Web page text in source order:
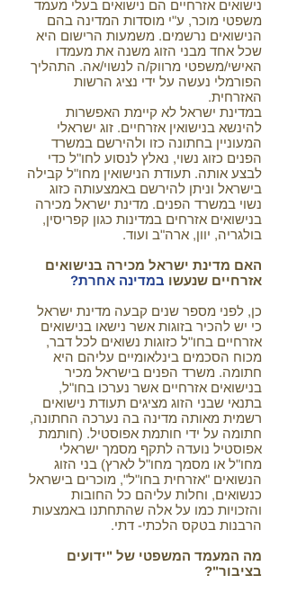
נישואים אזרחיים הם נישואים בעלי מעמד
משפטי מוכר, ע"י מוסדות המדינה בהם
הנישואים נרשמים. משמעות הרישום היא
שכל אחד מבני הזוג משנה את מעמדו
האישי/משפטי מרווק/ה לנשוי/אה. התהליך
הפורמלי נעשה על ידי נציג הרשות
האזרחית.
במדינת ישראל לא קיימת האפשרות
להינשא בנישואין אזרחיים. זוג ישראלי
המעוניין בחתונה כזו ולהירשם במשרד
הפנים כזוג נשוי, נאלץ לנסוע לחו"ל כדי
לבצע אותה. תעודת הנישואין מחו"ל קבילה
בישראל וניתן להירשם באמצעותה כזוג
נשוי במשרד הפנים. מדינת ישראל מכירה
בנישואים אזרחים במדינות כגון קפריסין,
בולגריה, יוון, ארה"ב ועוד.
האם מדינת ישראל מכירה בנישואים
אזרחיים שנעשו במדינה אחרת?
כן, לפני מספר שנים קבעה מדינת ישראל
כי יש להכיר בזוגות אשר נישאו בנישואים
אזרחיים בחו"ל כזוגות נשואים לכל דבר,
מכוח הסכמים בינלאומיים עליהם היא
חתומה. משרד הפנים בישראל מכיר
בנישואים אזרחיים אשר נערכו בחו"ל,
בתנאי שבני הזוג מציגים תעודת נישואים
רשמית מאותה מדינה בה נערכה החתונה,
חתומה על ידי חותמת אפוסטיל. (חותמת
אפוסטיל נועדה לתקף מסמך ישראלי
מחו"ל או מסמך מחו"ל לארץ) בני הזוג
הנשואים "אזרחית בחו"ל", מוכרים בישראל
כנשואים, וחלות עליהם כל החובות
והזכויות כמו על אלה שהתחתנו באמצעות
הרבנות בטקס הלכתי- דתי.
מה המעמד המשפטי של "ידועים
בציבור"?